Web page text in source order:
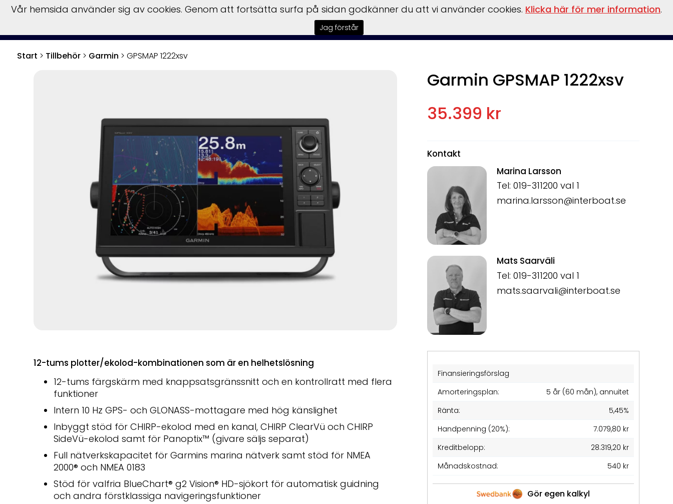
Säljförmedling Båttrailer
Start > Tillbehör> Garmin > GPSMAP 1222xsv
Garmin GPSMAP 1222xsv
35.399 kr
Kontakt
Marina Larsson
Tel: 019-311200 val 1
marina.larsson@interboat.se
Mats Saarväli
Tel: 019-311200 val 1
mats.saarvali@interboat.se
Finansieringsförslag
Amorteringsplan:
5 år (60 mån), annuitet
Ränta:
5,45%
Handpenning (20%):
7.079,80 kr
Kreditbelopp:
28.319,20 kr
Månadskostnad:
540 kr
Gör egen kalkyl
12-tums plotter/ekolod-kombinationen som är en helhetslösning
12-tums färgskärm med knappsatsgränssnitt och en kontrollratt med flera
funktioner
Intern 10 Hz GPS- och GLONASS-mottagare med hög känslighet
Inbyggt stöd för CHIRP-ekolod med en kanal, CHIRP ClearVü och CHIRP
SideVü-ekolod samt för Panoptix™ (givare säljs separat)
Full nätverkskapacitet för Garmins marina nätverk samt stöd för NMEA
2000® och NMEA 0183
Stöd för valfria BlueChart® g2 Vision® HD-sjökort för automatisk guidning
och andra förstklassiga navigeringsfunktioner
Vår hemsida använder sig av cookies. Genom att fortsätta surfa på sidan godkänner du att vi använder cookies. Klicka här för mer information.
Jag förstår